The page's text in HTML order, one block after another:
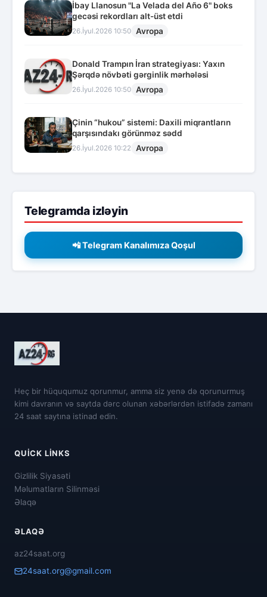
İbay Llanosun "La Velada del Año 6" boks
gecəsi rekordları alt-üst etdi
26.İyul.2026 10:50 Avropa
Donald Trampın İran strategiyası: Yaxın
Şərqdə növbəti gərginlik mərhələsi
26.İyul.2026 10:50 Avropa
Çinin “hukou” sistemi: Daxili miqrantların
qarşısındakı görünməz sədd
26.İyul.2026 10:22 Avropa
Telegramda izləyin
📲 Telegram Kanalımıza Qoşul
Heç bir hüququmuz qorunmur, amma siz yenə də qorunurmuş
kimi davranın və saytda dərc olunan xəbərlərdən istifadə zamanı
24 saat saytına istinad edin.
QUICK LINKS
Gizlilik Siyasəti
Məlumatların Silinməsi
Əlaqə
ƏLAQƏ
az24saat.org
24saat.org@gmail.com